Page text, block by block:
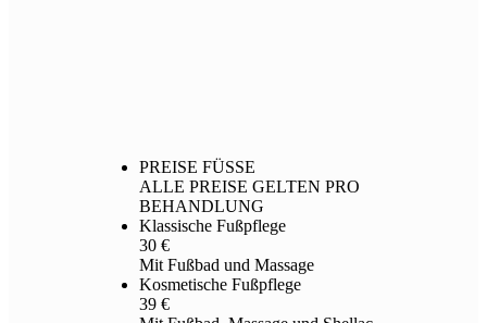
PREISE FÜSSE
ALLE PREISE GELTEN PRO
BEHANDLUNG
Klassische Fußpflege
30 €
Mit Fußbad und Massage
Kosmetische Fußpflege
39 €